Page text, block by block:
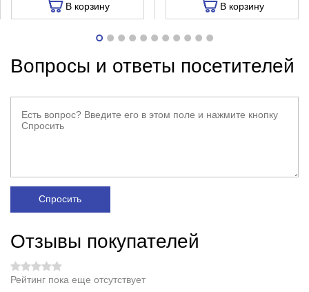
В корзину В корзину
Вопросы и ответы посетителей
Спросить
Отзывы покупателей
Рейтинг пока еще отсутствует